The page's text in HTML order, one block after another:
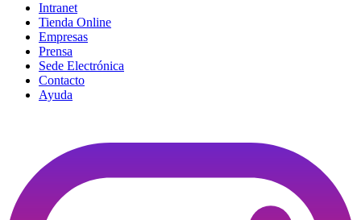
Intranet
Tienda Online
Empresas
Prensa
Sede Electrónica
Contacto
Ayuda